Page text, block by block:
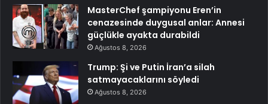
MasterChef şampiyonu Eren’in
cenazesinde duygusal anlar: Annesi
güçlükle ayakta durabildi
Ağustos 8, 2026
Trump: Şi ve Putin İran’a silah
satmayacaklarını söyledi
Ağustos 8, 2026